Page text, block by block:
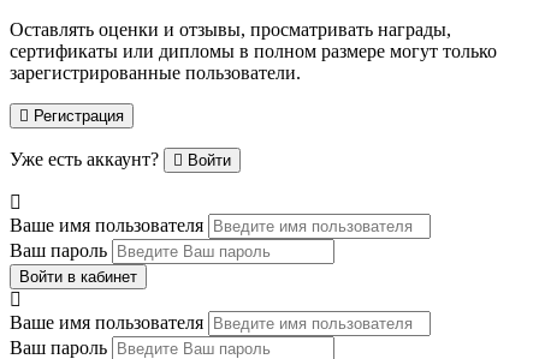
Оставлять оценки и отзывы, просматривать награды,
сертификаты или дипломы в полном размере могут только
зарегистрированные пользователи.
Регистрация
Уже есть аккаунт? Войти
Ваше имя пользователя
Ваш пароль
Войти в кабинет
Ваше имя пользователя
Ваш пароль